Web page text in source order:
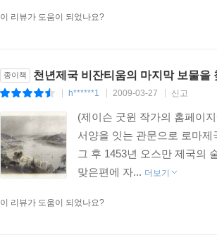
이 리뷰가 도움이 되었나요?
종이책 천년제국 비잔티움의 마지막 보물을
h******1 2009-03-27 신고
(제이슨 굿윈 작가의 홈페이
서양을 잇는 관문으로 로마
그 후 1453년 오스만 제국의
맞은편에 자... 더보기
이 리뷰가 도움이 되었나요?